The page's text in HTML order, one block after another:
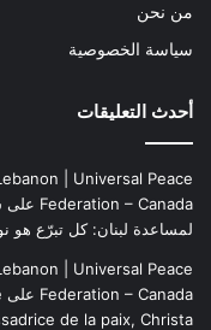
من نحن
سياسة الخصوصية
أحدث التعليقات
| Universal Peace
Federation – Canada على
لمساعدة لبنان: كل تبرّع هو
| Universal Peace
Federation – Canada على
de la paix, Christa